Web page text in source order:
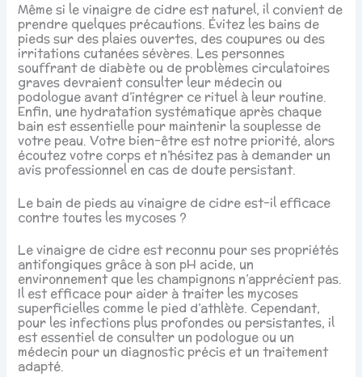
Même si le vinaigre de cidre est naturel, il convient de
prendre quelques précautions. Évitez les bains de
pieds sur des plaies ouvertes, des coupures ou des
irritations cutanées sévères. Les personnes
souffrant de diabète ou de problèmes circulatoires
graves devraient consulter leur médecin ou
podologue avant d’intégrer ce rituel à leur routine.
Enfin, une hydratation systématique après chaque
bain est essentielle pour maintenir la souplesse de
votre peau. Votre bien-être est notre priorité, alors
écoutez votre corps et n’hésitez pas à demander un
avis professionnel en cas de doute persistant.
Le bain de pieds au vinaigre de cidre est-il efficace
contre toutes les mycoses ?
Le vinaigre de cidre est reconnu pour ses propriétés
antifongiques grâce à son pH acide, un
environnement que les champignons n’apprécient pas.
Il est efficace pour aider à traiter les mycoses
superficielles comme le pied d’athlète. Cependant,
pour les infections plus profondes ou persistantes, il
est essentiel de consulter un podologue ou un
médecin pour un diagnostic précis et un traitement
adapté.